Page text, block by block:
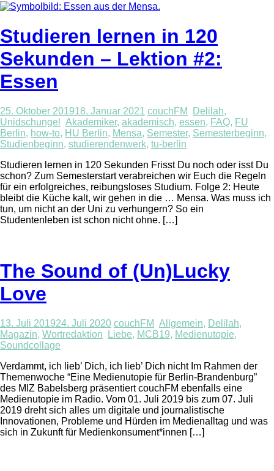
Studieren lernen in 120
Sekunden – Lektion #2:
Essen
25. Oktober 201918. Januar 2021 couchFM Delilah,
Unidschungel
Akademiker, akademisch, essen, FAQ, FU
Berlin, how-to, HU Berlin, Mensa, Semester, Semesterbeginn,
Studienbeginn, studierendenwerk, tu-berlin
Studieren lernen in 120 Sekunden Frisst Du noch oder isst Du
schon? Zum Semesterstart verabreichen wir Euch die Regeln
für ein erfolgreiches, reibungsloses Studium. Folge 2: Heute
bleibt die Küche kalt, wir gehen in die … Mensa. Was muss ich
tun, um nicht an der Uni zu verhungern? So ein
Studentenleben ist schon nicht ohne. […]
The Sound of (Un)Lucky
Love
13. Juli 201924. Juli 2020 couchFM Allgemein, Delilah,
Magazin, Wortredaktion Liebe, MCB19, Medienutopie,
Soundcollage
Verdammt, ich lieb’ Dich, ich lieb’ Dich nicht Im Rahmen der
Themenwoche “Eine Medienutopie für Berlin-Brandenburg”
des MIZ Babelsberg präsentiert couchFM ebenfalls eine
Medienutopie im Radio. Vom 01. Juli 2019 bis zum 07. Juli
2019 dreht sich alles um digitale und journalistische
Innovationen, Probleme und Hürden im Medienalltag und was
sich in Zukunft für Medienkonsument*innen […]